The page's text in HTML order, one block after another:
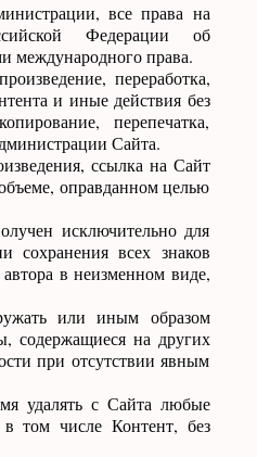
все права на
Федерации об
международного права.
переработка,
и иные действия без
перепечатка,
Сайта.
ссылка на Сайт
оправданном целью
исключительно для
сохранения всех знаков
в неизменном виде,
или иным образом
содержащиеся на других
при отсутствии явным
удалять с Сайта любые
в том числе Контент, без